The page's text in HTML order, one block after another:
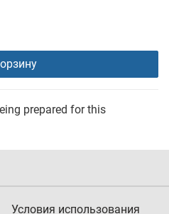
prepared for this
Условия использования